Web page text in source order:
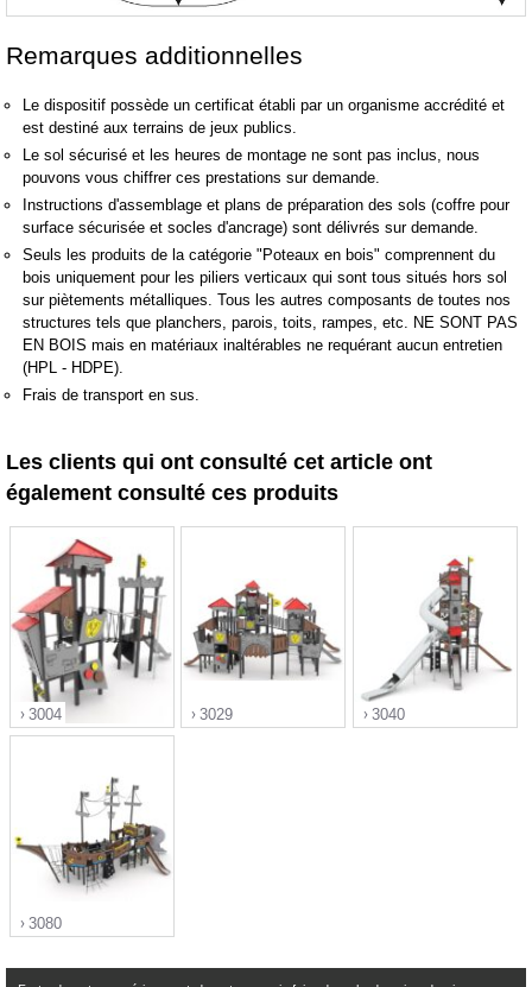
Remarques additionnelles
Le dispositif possède un certificat établi par un organisme accrédité et
est destiné aux terrains de jeux publics.
Le sol sécurisé et les heures de montage ne sont pas inclus, nous
pouvons vous chiffrer ces prestations sur demande.
Instructions d'assemblage et plans de préparation des sols (coffre pour
surface sécurisée et socles d'ancrage) sont délivrés sur demande.
Seuls les produits de la catégorie "Poteaux en bois" comprennent du
bois uniquement pour les piliers verticaux qui sont tous situés hors sol
sur piètements métalliques. Tous les autres composants de toutes nos
structures tels que planchers, parois, toits, rampes, etc. NE SONT PAS
EN BOIS mais en matériaux inaltérables ne requérant aucun entretien
(HPL - HDPE).
Frais de transport en sus.
Les clients qui ont consulté cet article ont
également consulté ces produits
3004
">
3029 3040
3080